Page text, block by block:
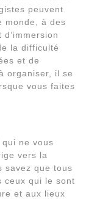
peuvent
monde, à des
la difficulté
et de
organiser, il se
vous faites
ne vous
vers la
savez que tous
ceux qui le sont
et aux lieux